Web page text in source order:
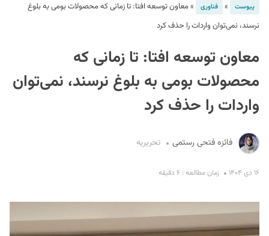
پیوست » فناوری »معاون توسعه افتا: تا زمانی که محصولات بومی به بلوغ
نرسند، نمی‌توان واردات را حذف کرد
معاون توسعه افتا: تا زمانی که
محصولات بومی به بلوغ نرسند، نمی‌توان
واردات را حذف کرد
فائزه فتحی رستمی تحریریه
۱۶ دی ۱۴۰۴ زمان مطالعه : ۶ دقیقه